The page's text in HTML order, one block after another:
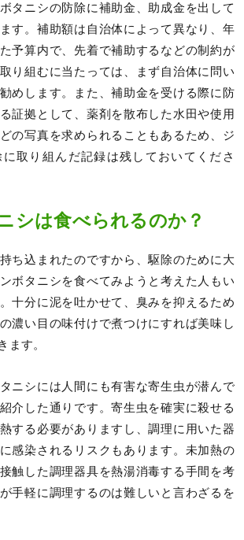
タニシの防除に補助金、助成金を出して
す。補助額は自治体によって異なり、年
予算内で、先着で補助するなどの制約が
り組むに当たっては、まず自治体に問い
めします。また、補助金を受ける際に防
証拠として、薬剤を散布した水田や使用
の写真を求められることもあるため、ジ
取り組んだ記録は残しておいてくださ
シは食べられるのか？
ち込まれたのですから、駆除のために大
ボタニシを食べてみようと考えた人もい
十分に泥を吐かせて、臭みを抑えるため
濃い目の味付けで煮つけにすれば美味し
ます。
ニシには人間にも有害な寄生虫が潜んで
介した通りです。寄生虫を確実に殺せる
する必要がありますし、調理に用いた器
感染されるリスクもあります。未加熱の
触した調理器具を熱湯消毒する手間を考
手軽に調理するのは難しいと言わざるを